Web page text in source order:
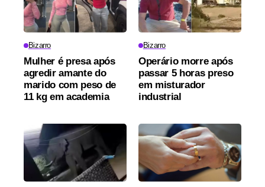
Bizarro
Mulher é presa após
agredir amante do
marido com peso de
11 kg em academia
Bizarro
Operário morre após
passar 5 horas preso
em misturador
industrial